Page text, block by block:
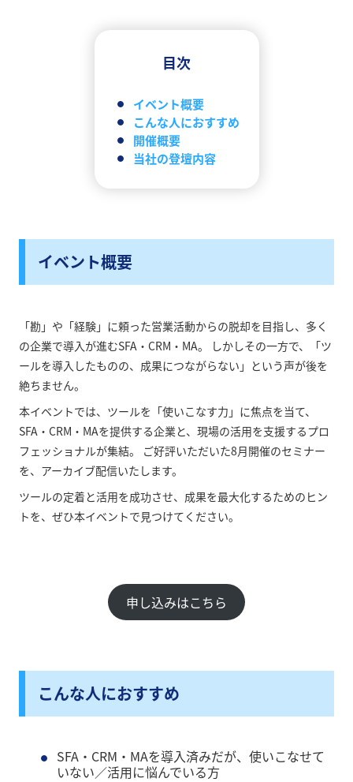
目次
イベント概要
こんな人におすすめ
開催概要
当社の登壇内容
イベント概要
「勘」や「経験」に頼った営業活動からの脱却を目指し、多く
の企業で導入が進むSFA・CRM・MA。 しかしその一方で、「ツ
ールを導入したものの、成果につながらない」という声が後を
絶ちません。
本イベントでは、ツールを「使いこなす力」に焦点を当て、
SFA・CRM・MAを提供する企業と、現場の活用を支援するプロ
フェッショナルが集結。 ご好評いただいた8月開催のセミナー
を、アーカイブ配信いたします。
ツールの定着と活用を成功させ、成果を最大化するためのヒン
トを、ぜひ本イベントで見つけてください。
申し込みはこちら
こんな人におすすめ
SFA・CRM・MAを導入済みだが、使いこなせて
いない／活用に悩んでいる方